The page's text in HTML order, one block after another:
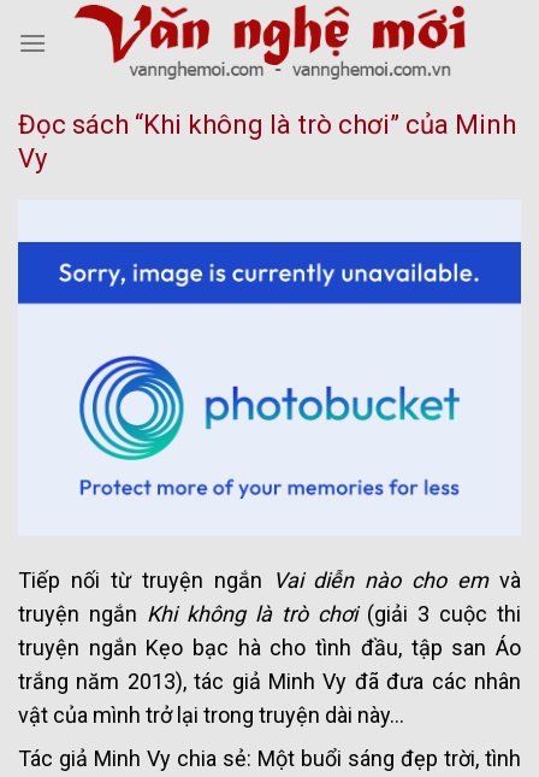
Đọc sách “Khi không là trò chơi” của Minh
Vy
Tiếp nối từ truyện ngắn Vai diễn nào cho emvà
truyện ngắn Khi không là trò chơi(giải 3 cuộc thi
truyện ngắn Kẹo bạc hà cho tình đầu, tập san Áo
trắng năm 2013), tác giả Minh Vy đã đưa các nhân
vật của mình trở lại trong truyện dài này…
Tác giả Minh Vy chia sẻ: Một buổi sáng đẹp trời, tình